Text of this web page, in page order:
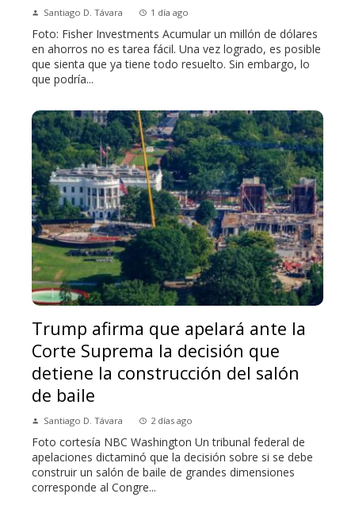
Santiago D. Távara 1 día ago
Foto: Fisher Investments Acumular un millón de dólares
en ahorros no es tarea fácil. Una vez logrado, es posible
que sienta que ya tiene todo resuelto. Sin embargo, lo
que podría...
Trump afirma que apelará ante la
Corte Suprema la decisión que
detiene la construcción del salón
de baile
Santiago D. Távara 2 días ago
Foto cortesía NBC Washington Un tribunal federal de
apelaciones dictaminó que la decisión sobre si se debe
construir un salón de baile de grandes dimensiones
corresponde al Congre...